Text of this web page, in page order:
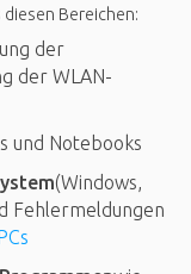
Bereichen:
der
der WLAN-
und Notebooks
(Windows,
Fehlermeldungen